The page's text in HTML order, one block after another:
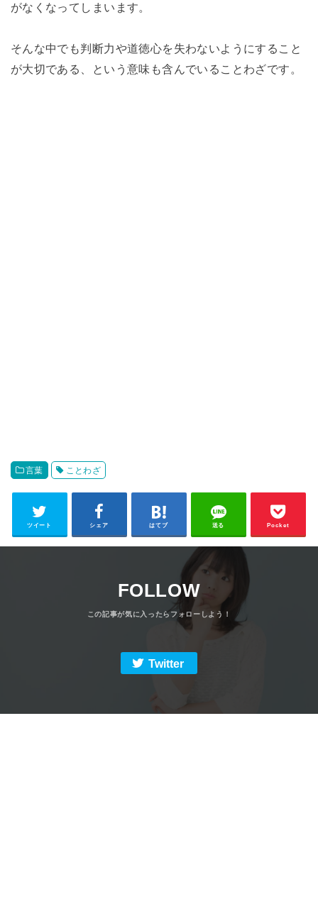
がなくなってしまいます。
そんな中でも判断力や道徳心を失わないようにすること
が大切である、という意味も含んでいることわざです。
言葉 ことわざ
ツイート シェア はてブ 送る Pocket
FOLLOW
Twitter